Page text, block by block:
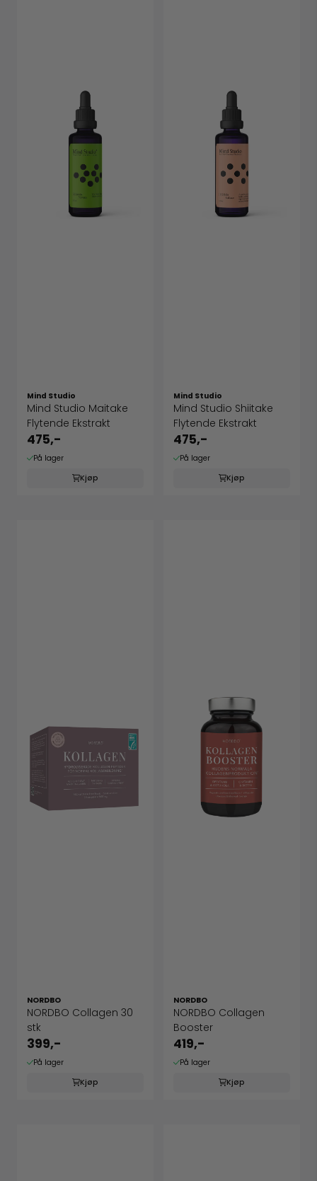
Mind Studio
Mind Studio Maitake
Flytende Ekstrakt
475,-
På lager
Kjøp
Mind Studio
Mind Studio Shiitake
Flytende Ekstrakt
475,-
På lager
Kjøp
NORDBO
NORDBO Collagen 30
stk
399,-
På lager
Kjøp
NORDBO
NORDBO Collagen
Booster
419,-
På lager
Kjøp